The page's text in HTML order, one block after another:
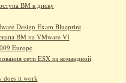
ВМ к диску
Design Exam Blueprint
ВМ на VMware VI
Europe
сети ESX из командной
does it work